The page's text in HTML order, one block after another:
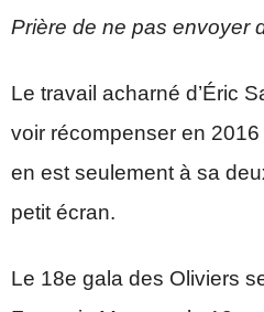
Prière de ne pas envoyer
Le travail acharné d’Éric
voir récompenser en
en est seulement à sa
petit écran.
Le 18e gala des Oliviers